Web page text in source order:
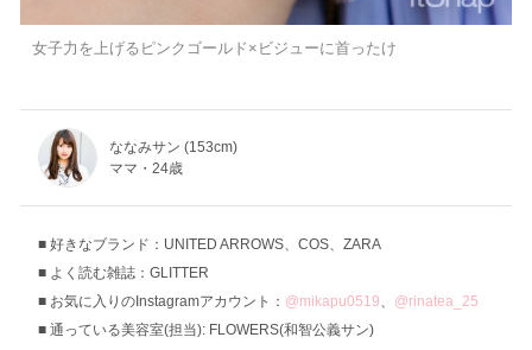
女子力を上げるピンクゴールド×ビジューに首ったけ
ななみサン (153cm)
ママ・24歳
好きなブランド：UNITED ARROWS、COS、ZARA
よく読む雑誌：GLITTER
お気に入りのInstagramアカウント： @mikapu0519、 @rinatea_25
通っている美容室(担当): FLOWERS(和智公義サン)